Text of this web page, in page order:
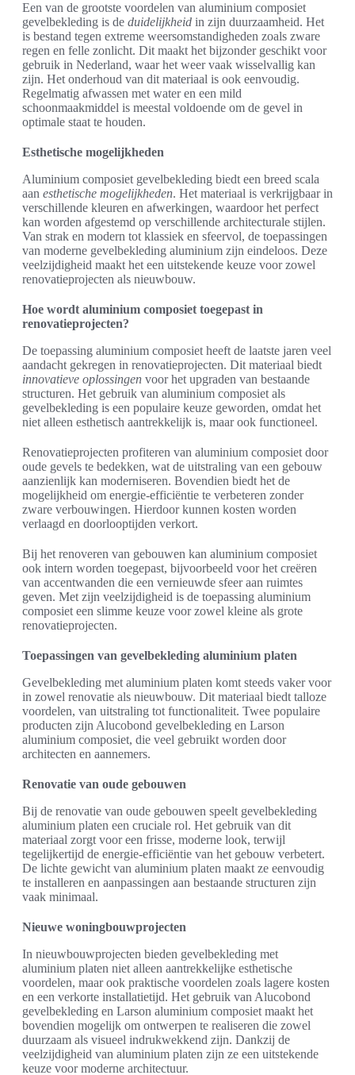
Een van de grootste voordelen van aluminium composiet
gevelbekleding is de duidelijkheid in zijn duurzaamheid. Het
is bestand tegen extreme weersomstandigheden zoals zware
regen en felle zonlicht. Dit maakt het bijzonder geschikt voor
gebruik in Nederland, waar het weer vaak wisselvallig kan
zijn. Het onderhoud van dit materiaal is ook eenvoudig.
Regelmatig afwassen met water en een mild
schoonmaakmiddel is meestal voldoende om de gevel in
optimale staat te houden.
Esthetische mogelijkheden
Aluminium composiet gevelbekleding biedt een breed scala
aan esthetische mogelijkheden. Het materiaal is verkrijgbaar in
verschillende kleuren en afwerkingen, waardoor het perfect
kan worden afgestemd op verschillende architecturale stijlen.
Van strak en modern tot klassiek en sfeervol, de toepassingen
van moderne gevelbekleding aluminium zijn eindeloos. Deze
veelzijdigheid maakt het een uitstekende keuze voor zowel
renovatieprojecten als nieuwbouw.
Hoe wordt aluminium composiet toegepast in
renovatieprojecten?
De toepassing aluminium composiet heeft de laatste jaren veel
aandacht gekregen in renovatieprojecten. Dit materiaal biedt
innovatieve oplossingen voor het upgraden van bestaande
structuren. Het gebruik van aluminium composiet als
gevelbekleding is een populaire keuze geworden, omdat het
niet alleen esthetisch aantrekkelijk is, maar ook functioneel.
Renovatieprojecten profiteren van aluminium composiet door
oude gevels te bedekken, wat de uitstraling van een gebouw
aanzienlijk kan moderniseren. Bovendien biedt het de
mogelijkheid om energie-efficiëntie te verbeteren zonder
zware verbouwingen. Hierdoor kunnen kosten worden
verlaagd en doorlooptijden verkort.
Bij het renoveren van gebouwen kan aluminium composiet
ook intern worden toegepast, bijvoorbeeld voor het creëren
van accentwanden die een vernieuwde sfeer aan ruimtes
geven. Met zijn veelzijdigheid is de toepassing aluminium
composiet een slimme keuze voor zowel kleine als grote
renovatieprojecten.
Toepassingen van gevelbekleding aluminium platen
Gevelbekleding met aluminium platen komt steeds vaker voor
in zowel renovatie als nieuwbouw. Dit materiaal biedt talloze
voordelen, van uitstraling tot functionaliteit. Twee populaire
producten zijn Alucobond gevelbekleding en Larson
aluminium composiet, die veel gebruikt worden door
architecten en aannemers.
Renovatie van oude gebouwen
Bij de renovatie van oude gebouwen speelt gevelbekleding
aluminium platen een cruciale rol. Het gebruik van dit
materiaal zorgt voor een frisse, moderne look, terwijl
tegelijkertijd de energie-efficiëntie van het gebouw verbetert.
De lichte gewicht van aluminium platen maakt ze eenvoudig
te installeren en aanpassingen aan bestaande structuren zijn
vaak minimaal.
Nieuwe woningbouwprojecten
In nieuwbouwprojecten bieden gevelbekleding met
aluminium platen niet alleen aantrekkelijke esthetische
voordelen, maar ook praktische voordelen zoals lagere kosten
en een verkorte installatietijd. Het gebruik van Alucobond
gevelbekleding en Larson aluminium composiet maakt het
bovendien mogelijk om ontwerpen te realiseren die zowel
duurzaam als visueel indrukwekkend zijn. Dankzij de
veelzijdigheid van aluminium platen zijn ze een uitstekende
keuze voor moderne architectuur.